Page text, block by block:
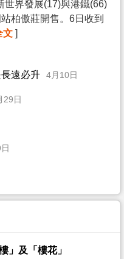
世界發展(17)與港鐵(66)
柏傲莊開售。6日收到
文 ]
遠必升 4月10日
29日
」及「樓花」